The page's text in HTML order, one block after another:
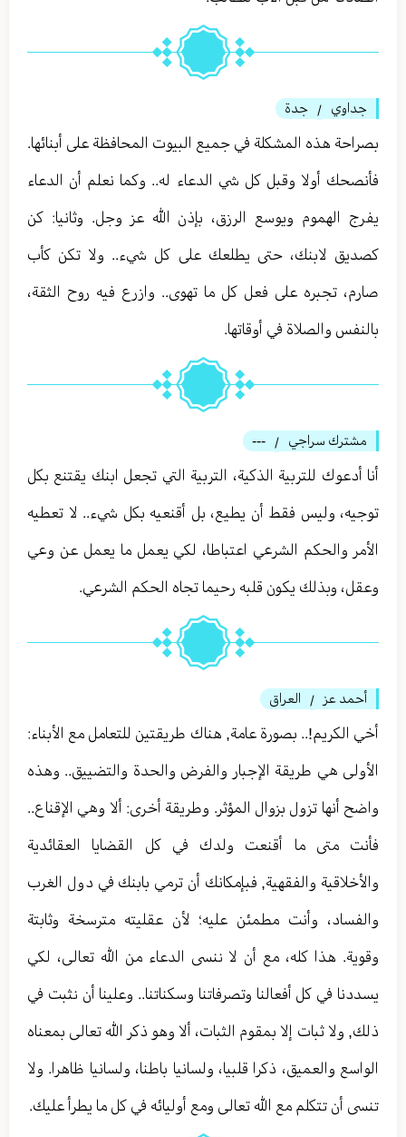
جداوي / جدة
بصراحة هذه المشكلة في جميع البيوت المحافظة على أبنائها.
فأنصحك أولا وقبل كل شي الدعاء له.. وكما نعلم أن الدعاء
يفرج الهموم ويوسع الرزق، بإذن الله عز وجل. وثانيا: كن
كصديق لابنك، حتى يطلعك على كل شيء.. ولا تكن كأب
صارم، تجبره على فعل كل ما تهوى.. وازرع فيه روح الثقة،
بالنفس والصلاة في أوقاتها.
مشترك سراجي /
---
أنا أدعوك للتربية الذكية، التربية التي تجعل ابنك يقتنع بكل
توجيه، وليس فقط أن يطيع، بل أقنعيه بكل شيء.. لا تعطيه
الأمر والحكم الشرعي اعتباطا، لكي يعمل ما يعمل عن وعي
وعقل، وبذلك يكون قلبه رحيما تجاه الحكم الشرعي.
أحمد عز / العراق
أخي الكريم!.. بصورة عامة, هناك طريقتين للتعامل مع الأبناء:
الأولى هي طريقة الإجبار والفرض والحدة والتضييق.. وهذه
واضح أنها تزول بزوال المؤثر. وطريقة أخرى: ألا وهي الإقناع..
فأنت متى ما أقنعت ولدك في كل القضايا العقائدية
والأخلاقية والفقهية, فبإمكانك أن ترمي بابنك في دول الغرب
والفساد، وأنت مطمئن عليه؛ لأن عقليته مترسخة وثابتة
وقوية. هذا كله، مع أن لا ننسى الدعاء من الله تعالى، لكي
يسددنا في كل أفعالنا وتصرفاتنا وسكناتنا.. وعلينا أن نثبت في
ذلك, ولا ثبات إلا بمقوم الثبات، ألا وهو ذكر الله تعالى بمعناه
الواسع والعميق، ذكرا قلبيا، ولسانيا باطنا، ولسانيا ظاهرا. ولا
تنسى أن تتكلم مع الله تعالى ومع أوليائه في كل ما يطرأ عليك.